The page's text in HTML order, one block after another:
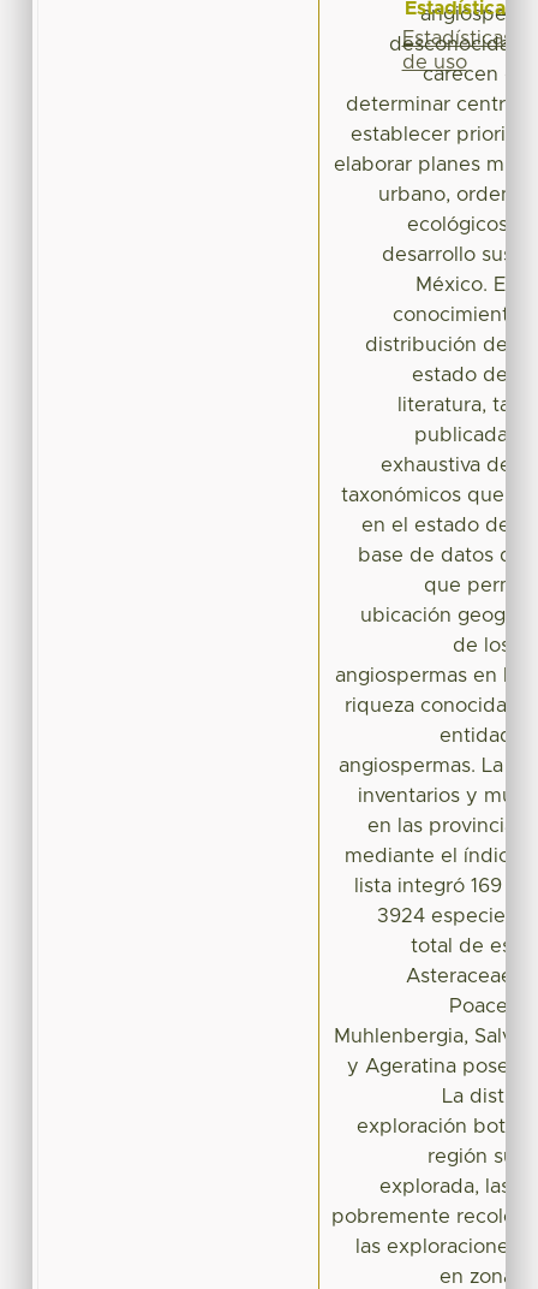
desconocidas
carecen de
determinar centros
establecer
elaborar planes
urbano,
ecológicos, y
desarrollo
México. El
conocimiento
distribución de
estado de
literatura,
publicada.
exhaustiva de
taxonómicos que
en el estado de
base de datos de
que
ubicación
de los
angiospermas en las
riqueza conocida
entidad y
angiospermas. La
inventarios y
en las provincias
mediante el índice
lista integró 169
3924 especies.
total de
Asteraceae,
Poaceae
Muhlenbergia,
y Ageratina
La
exploración
región sur-
explorada, las
pobremente
las exploraciones
en zonas
Estadísticas
Estadísticas
de uso